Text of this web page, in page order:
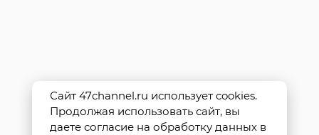
Сайт 47channel.ru использует cookies.
Продолжая использовать сайт, вы
даете согласие на обработку данных в